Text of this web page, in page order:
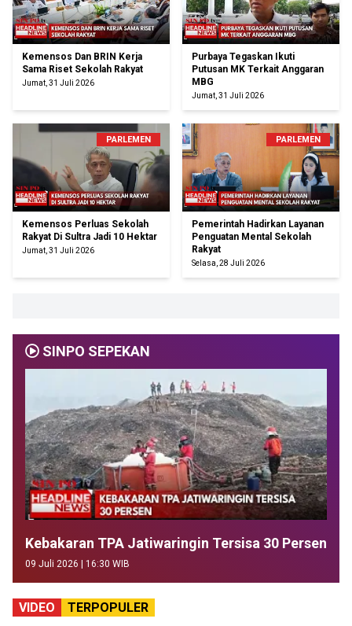
Kemensos Dan BRIN Kerja
Sama Riset Sekolah Rakyat
Jumat, 31 Juli 2026
Purbaya Tegaskan Ikuti
Putusan MK Terkait Anggaran
MBG
Jumat, 31 Juli 2026
PARLEMEN
Kemensos Perluas Sekolah
Rakyat Di Sultra Jadi 10 Hektar
Jumat, 31 Juli 2026
PARLEMEN
Pemerintah Hadirkan Layanan
Penguatan Mental Sekolah
Rakyat
Selasa, 28 Juli 2026
SINPO SEPEKAN
Kebakaran TPA Jatiwaringin Tersisa 30 Persen
09 Juli 2026 | 16:30 WIB
VIDEO TERPOPULER